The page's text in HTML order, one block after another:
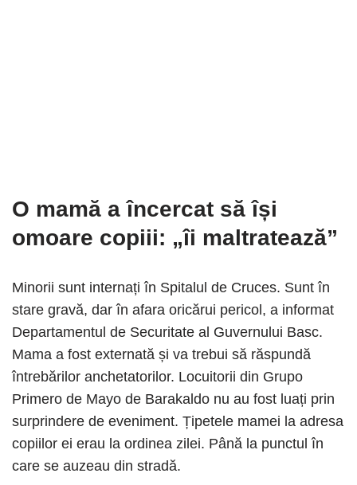
O mamă a încercat să își
omoare copiii: „îi maltratează”
Minorii sunt internați în Spitalul de Cruces. Sunt în
stare gravă, dar în afara oricărui pericol, a informat
Departamentul de Securitate al Guvernului Basc.
Mama a fost externată și va trebui să răspundă
întrebărilor anchetatorilor. Locuitorii din Grupo
Primero de Mayo de Barakaldo nu au fost luați prin
surprindere de eveniment. Țipetele mamei la adresa
copiilor ei erau la ordinea zilei. Până la punctul în
care se auzeau din stradă.